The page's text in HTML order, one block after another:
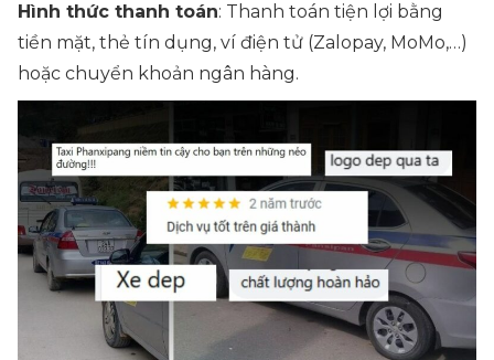
Hình thức thanh toán: Thanh toán tiện lợi bằng
tiền mặt, thẻ tín dụng, ví điện tử (Zalopay, MoMo,…)
hoặc chuyển khoản ngân hàng.